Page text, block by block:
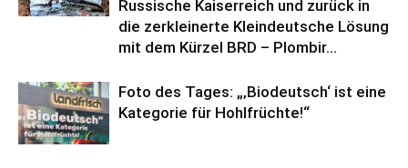
Russische Kaiserreich und zurück in
die zerkleinerte Kleindeutsche Lösung
mit dem Kürzel BRD – Plombir...
Foto des Tages: „‚Biodeutsch‘ ist eine
Kategorie für Hohlfrüchte!“